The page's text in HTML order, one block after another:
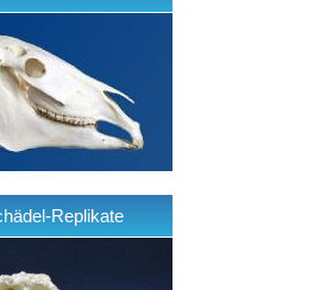
Replikate